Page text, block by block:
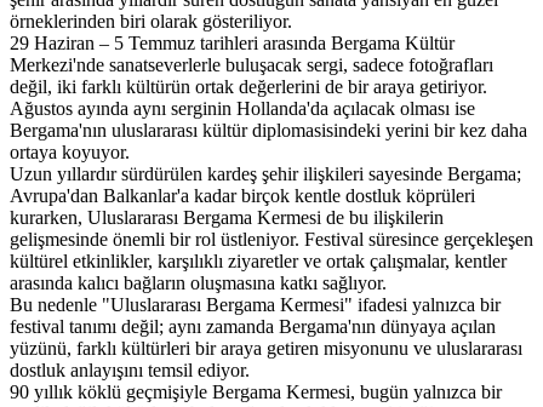
örneklerinden biri olarak gösteriliyor.
29 Haziran – 5 Temmuz tarihleri arasında Bergama Kültür
Merkezi'nde sanatseverlerle buluşacak sergi, sadece fotoğrafları
değil, iki farklı kültürün ortak değerlerini de bir araya getiriyor.
Ağustos ayında aynı serginin Hollanda'da açılacak olması ise
Bergama'nın uluslararası kültür diplomasisindeki yerini bir kez daha
ortaya koyuyor.
Uzun yıllardır sürdürülen kardeş şehir ilişkileri sayesinde Bergama;
Avrupa'dan Balkanlar'a kadar birçok kentle dostluk köprüleri
kurarken, Uluslararası Bergama Kermesi de bu ilişkilerin
gelişmesinde önemli bir rol üstleniyor. Festival süresince gerçekleşen
kültürel etkinlikler, karşılıklı ziyaretler ve ortak çalışmalar, kentler
arasında kalıcı bağların oluşmasına katkı sağlıyor.
Bu nedenle "Uluslararası Bergama Kermesi" ifadesi yalnızca bir
festival tanımı değil; aynı zamanda Bergama'nın dünyaya açılan
yüzünü, farklı kültürleri bir araya getiren misyonunu ve uluslararası
dostluk anlayışını temsil ediyor.
90 yıllık köklü geçmişiyle Bergama Kermesi, bugün yalnızca bir